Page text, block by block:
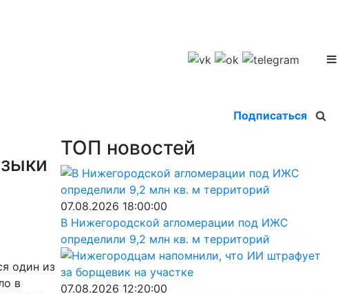
Подписаться
один из
в
ТОП новостей
07.08.2026 18:00:00
В Нижегородской агломерации под ИЖС
определили 9,2 млн кв. м территорий
07.08.2026 12:20:00